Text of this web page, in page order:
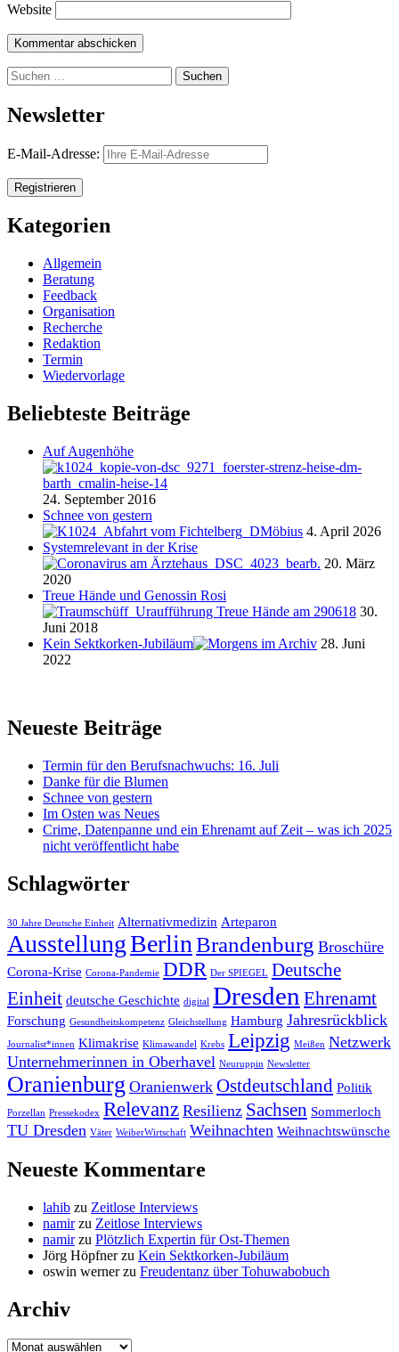
Website
Suchen
nach:
Newsletter
E-Mail-Adresse:
Kategorien
Allgemein
Beratung
Feedback
Organisation
Recherche
Redaktion
Termin
Wiedervorlage
Beliebteste Beiträge
Auf Augenhöhe
24. September 2016
Schnee von gestern
4. April 2026
Systemrelevant in der Krise
20. März
2020
Treue Hände und Genossin Rosi
30.
Juni 2018
Kein Sektkorken-Jubiläum
28. Juni
2022
Neueste Beiträge
Termin für den Berufsnachwuchs: 16. Juli
Danke für die Blumen
Schnee von gestern
Im Osten was Neues
Crime, Datenpanne und ein Ehrenamt auf Zeit – was ich 2025
nicht veröffentlicht habe
Schlagwörter
30 Jahre Deutsche Einheit Alternativmedizin Arteparon
AusstellungBerlin Brandenburg Broschüre
Corona-Krise Corona-Pandemie DDR Der SPIEGEL Deutsche
Einheit deutsche Geschichte digital Dresden Ehrenamt
Forschung Gesundheitskompetenz Gleichstellung Hamburg Jahresrückblick
Journalist*innen Klimakrise Klimawandel Krebs Leipzig Meißen Netzwerk
Unternehmerinnen in Oberhavel Neuruppin Newsletter
Oranienburg Oranienwerk Ostdeutschland Politik
Porzellan Pressekodex Relevanz Resilienz Sachsen Sommerloch
TU Dresden Väter WeiberWirtschaft Weihnachten Weihnachtswünsche
Neueste Kommentare
lahib zu Zeitlose Interviews
namirzu Zeitlose Interviews
namirzu Plötzlich Expertin für Ost-Themen
Jörg Höpfnerzu Kein Sektkorken-Jubiläum
oswin wernerzu Freudentanz über Tohuwabobuch
Archiv
Archiv